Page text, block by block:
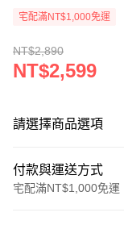
宅配滿NT$1,000免運
NT$2,890
NT$2,599
請選擇商品選項
付款與運送方式
宅配滿NT$1,000免運